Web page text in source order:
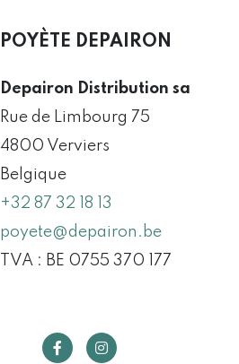
POYÈTE DEPAIRON
Depairon Distribution sa
Rue de Limbourg 75
4800 Verviers
Belgique
+32 87 32 18 13
poyete@depairon.be
TVA : BE 0755 370 177